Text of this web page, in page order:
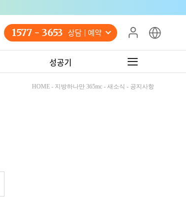
1577 - 3653 상담 예약
성공기
HOME - 지방하나만 365mc - 새소식 - 공지사항